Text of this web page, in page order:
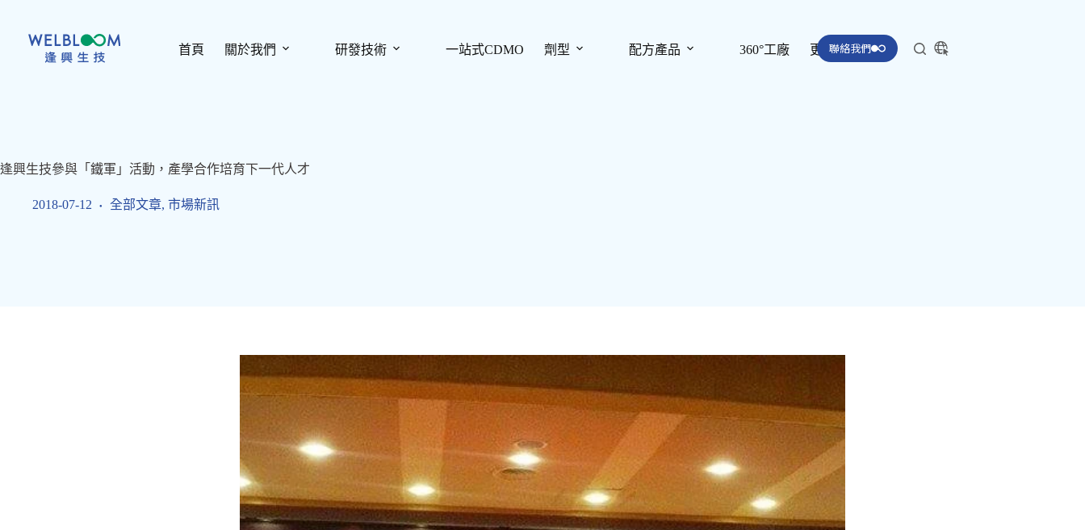
首頁 關於我們 研發技術 一站式CDMO 劑型 配方產品 360°工廠 更多聯絡我們
逢興生技參與「鐵軍」活動，產學合作培育下一代人才
2018-07-12 全部文章, 市場新訊